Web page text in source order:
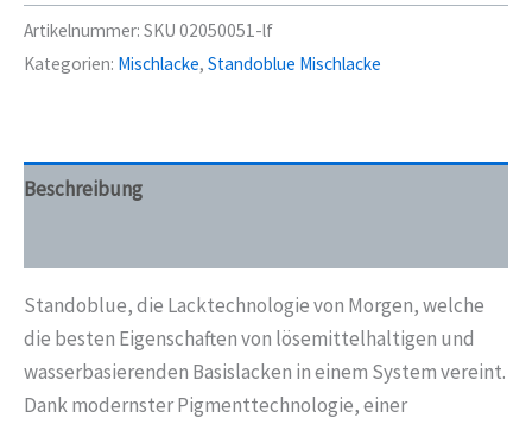
MIX
151
1,00
Artikelnummer: SKU 02050051-lf
Kategorien: Mischlacke, Standoblue Mischlacke
Beschreibung
Standoblue, die Lacktechnologie von Morgen, welche
die besten Eigenschaften von lösemittelhaltigen und
wasserbasierenden Basislacken in einem System vereint.
Dank modernster Pigmenttechnologie, einer